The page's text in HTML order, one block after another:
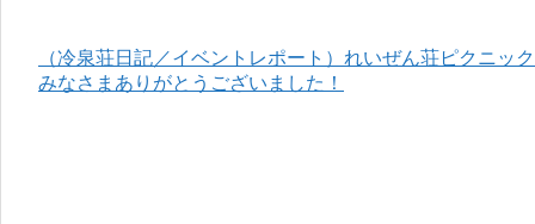
（冷泉荘日記／イベントレポート）れいぜん荘ピクニッ
みなさまありがとうございました！